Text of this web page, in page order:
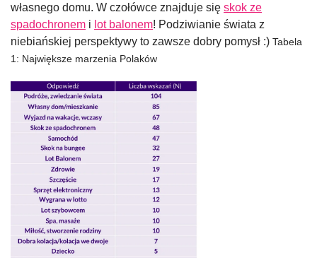
własnego domu. W czołówce znajduje się skok ze
spadochronem i lot balonem! Podziwianie świata z
niebiańskiej perspektywy to zawsze dobry pomysł :) Tabela
1: Największe marzenia Polaków